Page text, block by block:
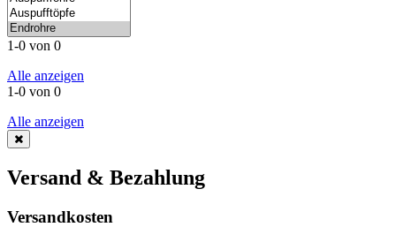
1-0 von 0
Alle anzeigen
1-0 von 0
Alle anzeigen
Versand & Bezahlung
Versandkosten